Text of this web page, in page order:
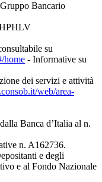
Bancario
su
home - Informative su
dei servizi e attività
web/area-
Banca d’Italia al n.
n. A162736.
e degli
e al Fondo Nazionale